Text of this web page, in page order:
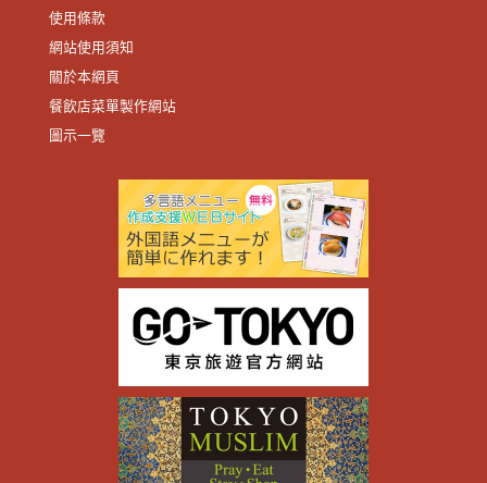
使用條款
網站使用須知
關於本網頁
餐飲店菜單製作網站
圖示一覽